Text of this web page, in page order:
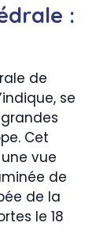
:
de
se
Cet
vue
de
de la
le 18